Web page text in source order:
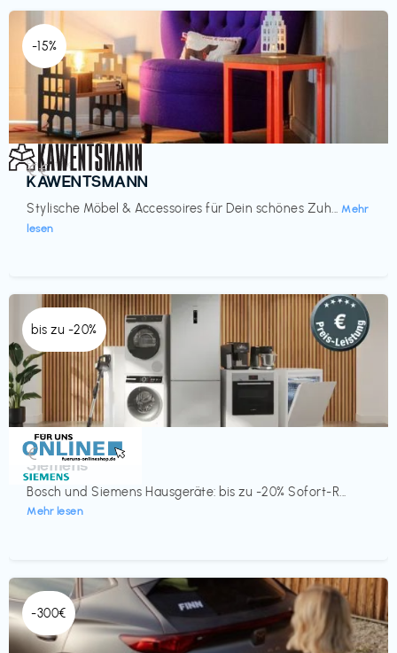
-15%
Einrichtung
KAWENTSMANN
Stylische Möbel & Accessoires für Dein schönes Zuh... Mehr
lesen
€€‎
bis zu -20%
Küche & Haushalt
Siemens
Bosch und Siemens Hausgeräte: bis zu -20% Sofort-R...
Mehr lesen
€‎
-300€